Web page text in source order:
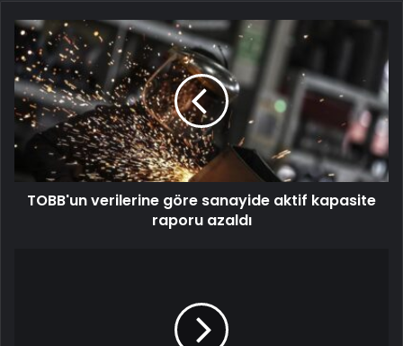
TOBB'un verilerine göre sanayide aktif kapasite
raporu azaldı